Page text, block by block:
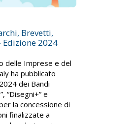
Brevetti,
Edizione 2024
delle Imprese e del
ha pubblicato
dei Bandi
“Disegni+” e
la concessione di
finalizzate a